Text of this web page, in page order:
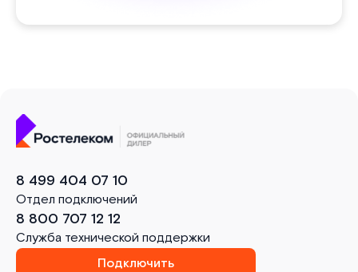
8 499 404 07 10
Отдел подключений
8 800 707 12 12
Служба технической поддержки
Подключить